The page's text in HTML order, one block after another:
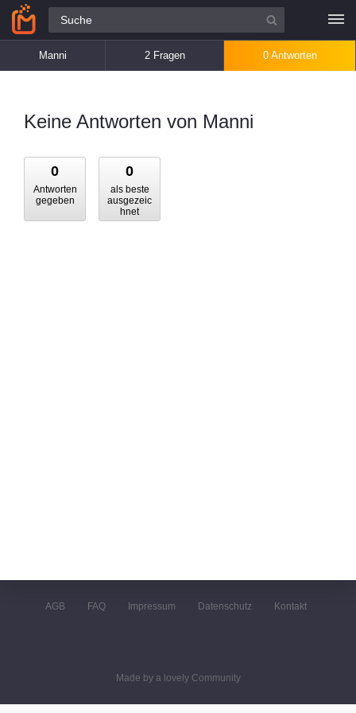
Alle Fragen
Manni 2 Fragen 0 Antworten
Keine Antworten von Manni
0
Antworten
gegeben
0
als beste
ausgezeic
hnet
AGB FAQ Impressum Datenschutz Kontakt
Made by a lovely Community